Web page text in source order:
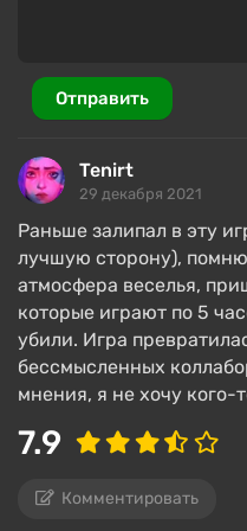
На Землю обрушился
превратил 97 %
разнообразных
напоминают зомби.
разные функции во
агрессивнее и
Выжившие нашли
помощью постройки
оберегающих
глава одного из таких
обеспечивать своих
противоштормового
Отправить
Tenirt
29 декабря 2021
Раньше залипал в эту
лучшую сторону),
атмосфера веселья,
которые играют по 5
убили. Игра
бессмысленных
мнения, я не хочу кого-
7.9
Комментировать